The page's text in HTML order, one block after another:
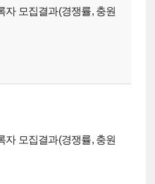
자 모집결과(경쟁률, 충원
자 모집결과(경쟁률, 충원